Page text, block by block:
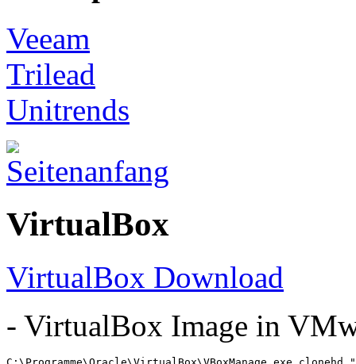
Veeam
Trilead
Unitrends
VirtualBox
VirtualBox Download
- VirtualBox Image in